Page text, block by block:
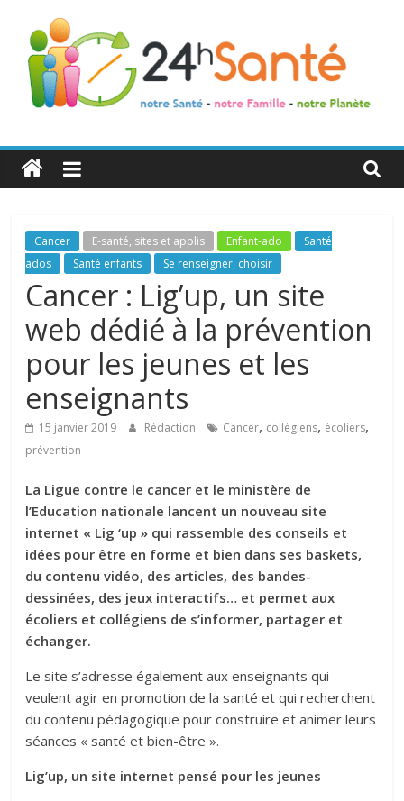
24h
Santé
La
santé
de
toute
famille
Cancer E-santé, sites et applis Enfant-ado
Santé
ados
Santé enfants Se renseigner, choisir
Cancer : Lig’up, un site
web dédié à la prévention
pour les jeunes et les
enseignants
15 janvier 2019 Rédaction Cancer, collégiens, écoliers,
prévention
La Ligue contre le cancer et le ministère de
l’Education nationale lancent un nouveau site
internet « Lig ‘up » qui rassemble des conseils et
idées pour être en forme et bien dans ses baskets,
du contenu vidéo, des articles, des bandes-
dessinées, des jeux interactifs… et permet aux
écoliers et collégiens de s’informer, partager et
échanger.
Le site s’adresse également aux enseignants qui
veulent agir en promotion de la santé et qui recherchent
du contenu pédagogique pour construire et animer leurs
séances « santé et bien-être ».
Lig’up, un site internet pensé pour les jeunes